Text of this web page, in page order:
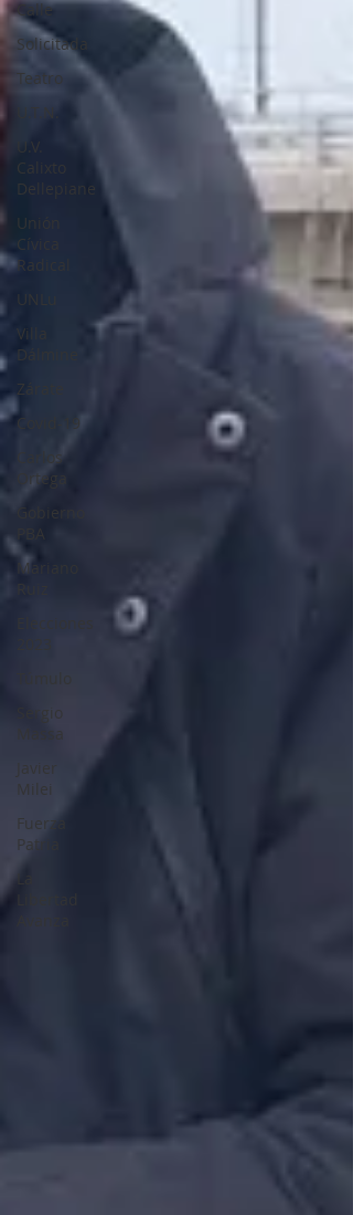
Calle
Solicitada
Teatro
U.T.N.
U.V.
Calixto
Dellepiane
Unión
Cívica
Radical
UNLu
Villa
Dálmine
Zárate
Covid-19
Carlos
Ortega
Gobierno
PBA
Mariano
Sergio
Massa
Javier
Milei
Fuerza
Patria